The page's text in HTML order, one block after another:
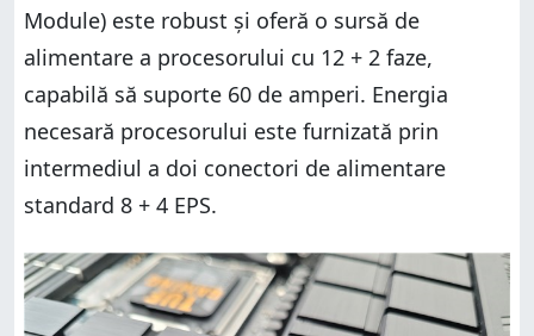
Module) este robust și oferă o sursă de
alimentare a procesorului cu 12 + 2 faze,
capabilă să suporte 60 de amperi. Energia
necesară procesorului este furnizată prin
intermediul a doi conectori de alimentare
standard 8 + 4 EPS.